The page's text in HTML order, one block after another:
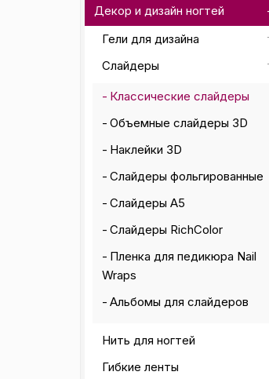
Декор и дизайн ногтей
Гели для дизайна
Слайдеры
Классические слайдеры
Объемные слайдеры 3D
Наклейки 3D
Слайдеры фольгированные
Слайдеры А5
Слайдеры RichColor
Пленка для педикюра Nail
Wraps
Альбомы для слайдеров
Нить для ногтей
Гибкие ленты